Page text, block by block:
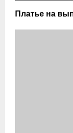
Платье на